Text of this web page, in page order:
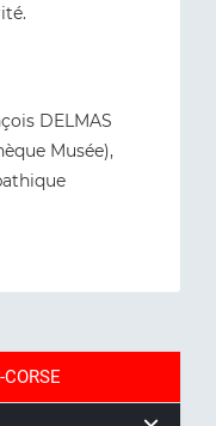
DELMAS
Musée),